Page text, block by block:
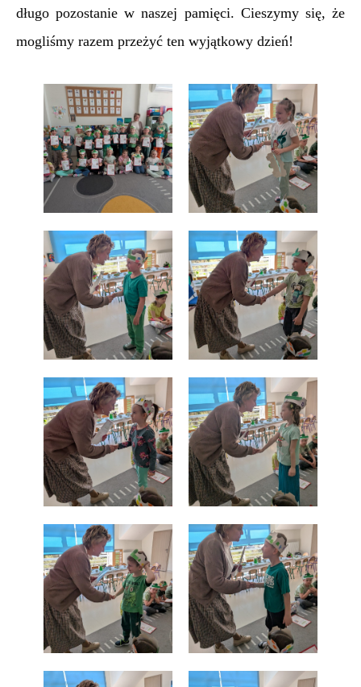
długo pozostanie w naszej pamięci. Cieszymy się, że
mogliśmy razem przeżyć ten wyjątkowy dzień!